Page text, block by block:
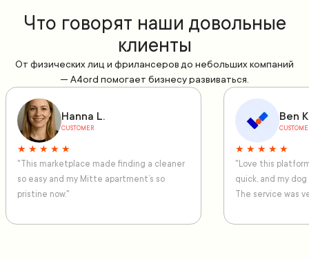
Что говорят наши довольные
клиенты
От физических лиц и фрилансеров до небольших компаний
— A4ord помогает бизнесу развиваться.
Hanna L.
CUSTOMER
★ ★ ★ ★ ★
"This marketplace made finding a cleaner
so easy and my Mitte apartment’s so
pristine now."
Ben
★ ★ ★ ★ ★
"Love this
quick, and my
The service was